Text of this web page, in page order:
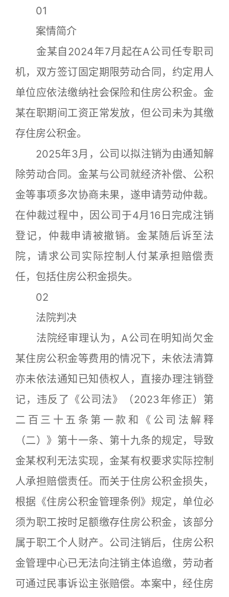
01
案情简介
金某自2024年7月起在A公司任专职司
机，双方签订固定期限劳动合同，约定用人
单位应依法缴纳社会保险和住房公积金。金
某在职期间工资正常发放，但公司未为其缴
存住房公积金。
2025年3月，公司以拟注销为由通知解
除劳动合同。金某与公司就经济补偿、公积
金等事项多次协商未果，遂申请劳动仲裁。
在仲裁过程中，因公司于4月16日完成注销
登记，仲裁申请被撤销。金某随后诉至法
院，请求公司实际控制人付某承担赔偿责
任，包括住房公积金损失。
02
法院判决
法院经审理认为，A公司在明知尚欠金
某住房公积金等费用的情况下，未依法清算
亦未依法通知已知债权人，直接办理注销登
记，违反了《公司法》（2023年修正）第
二百三十五条第一款和《公司法解释
（二）》第十一条、第十九条的规定，导致
金某权利无法实现，金某有权要求实际控制
人承担赔偿责任。而关于住房公积金损失，
根据《住房公积金管理条例》规定，单位必
须为职工按时足额缴存住房公积金，该部分
属于职工个人财产。公司注销后，住房公积
金管理中心已无法向注销主体追缴，劳动者
可通过民事诉讼主张赔偿。本案中，经住房